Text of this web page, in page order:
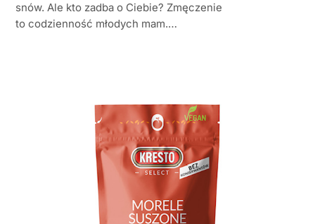
snów. Ale kto zadba o Ciebie? Zmęczenie
to codzienność młodych mam.…